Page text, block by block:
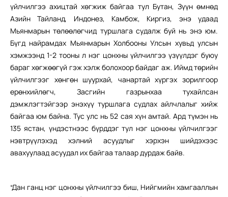
үйлчилгээ ахицтай хөгжиж байгаа тул Бутан, Зүүн өмнөд
Азийн Тайланд, Индонез, Камбож, Киргиз, энэ удаад
Мьянмарын төлөөлөгчид туршлага судалж буй нь энэ юм.
Бүгд найрамдах Мьянмарын Холбооны Улсын хувьд улсын
хэмжээнд 1-2 тооны л нэг цонхны үйлчилгээ үзүүлдэг буюу
бараг хөгжөөгүй гэж хэлж болохоор байдаг аж. Иймд төрийн
үйлчилгээг хөнгөн шуурхай, чанартай хүргэх зорилгоор
ерөнхийлөгч, Засгийн газрынхаа тухайлсан
дэмжлэгтэйгээр энэхүү туршлага судлах айлчлалыг хийж
байгаа юм байна. Тус улс нь 52 сая хүн амтай. Ард түмэн нь
135 ястан, үндэстнээс бүрддэг тул нэг цонхны үйлчилгээг
нэвтрүүлэхэд хэлний асуудлыг хэрхэн шийдэхээс
авахуулаад асуудал их байгаа талаар дурдаж байв.
“Дан ганц нэг цонхны үйлчилгээ биш, Нийгмийн хамгааллын